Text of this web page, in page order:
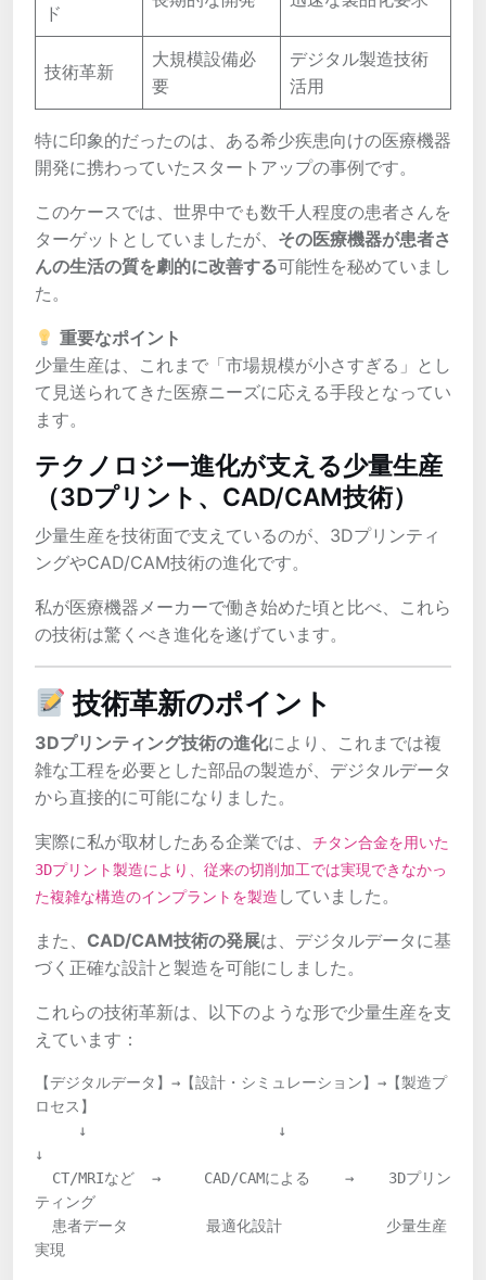
ド
技術革新
大規模設備必
要
デジタル製造技術
活用
特に印象的だったのは、ある希少疾患向けの医療機器
開発に携わっていたスタートアップの事例です。
このケースでは、世界中でも数千人程度の患者さんを
ターゲットとしていましたが、 その医療機器が患者さ
んの生活の質を劇的に改善する可能性を秘めていまし
た。
重要なポイント
少量生産は、これまで「市場規模が小さすぎる」とし
て見送られてきた医療ニーズに応える手段となってい
ます。
テクノロジー進化が支える少量生産
（3Dプリント、CAD/CAM技術）
少量生産を技術面で支えているのが、3Dプリンティ
ングやCAD/CAM技術の進化です。
私が医療機器メーカーで働き始めた頃と比べ、これら
の技術は驚くべき進化を遂げています。
技術革新のポイント
3Dプリンティング技術の進化により、これまでは複
雑な工程を必要とした部品の製造が、デジタルデータ
から直接的に可能になりました。
実際に私が取材したある企業では、
チタン合金を用いた
3Dプリント製造により、従来の切削加工では実現できなかっ
た複雑な構造のインプラントを製造 していました。
また、 CAD/CAM技術の発展は、デジタルデータに基
づく正確な設計と製造を可能にしました。
これらの技術革新は、以下のような形で少量生産を支
えています：
【デジタルデータ】→【設計・シミュレーション】→【製造プ
ロセス】
↓
ティング
実現